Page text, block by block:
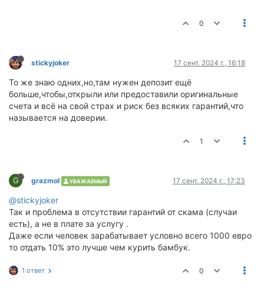
0
stickyjoker 17 сент. 2024 г., 16:18
То же знаю одних,но,там нужен депозит ещё
больше,чтобы,открыли или предоставили оригинальные
счета и всё на свой страх и риск без всяких гарантий,что
называется на доверии.
1
G grazmol УВАЖАЕМЫЙ 17 сент. 2024 г., 17:23
@stickyjoker
Так и проблема в отсутствии гарантий от скама (случаи
есть), а не в плате за услугу .
Даже если человек зарабатывает условно всего 1000 евро
то отдать 10% это лучше чем курить бамбук.
1 ответ 0